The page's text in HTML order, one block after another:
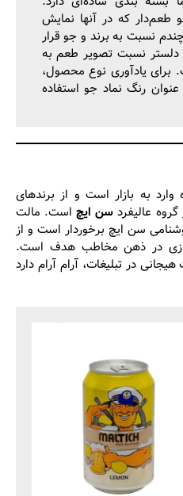
طعم‌دار که در آنها نمایش
نسبت به برند و جو قرار
دلستر نسبت تصویر طعم به
یادآوری نوع محصول،
رنگ نماد جو استفاده
وارد به بازار است و از برندهای
عالیفرد سن ایچاست. مالت
سن ایچ برخوردار است و از
در ذهن مخاطب هدف است.
در تبلیغات، آرام آرام دارد